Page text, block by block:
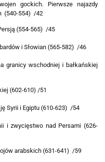
gockich. Pierwsze najazdy
(540-554) /42
(554-565) /45
i Słowian (565-582) /46
granicy wschodniej i bałkańskiej
(602-610) /51
Syrii i Egiptu (610-623) /54
i zwycięstwo nad Persami (626-
arabskich (631-641) /59